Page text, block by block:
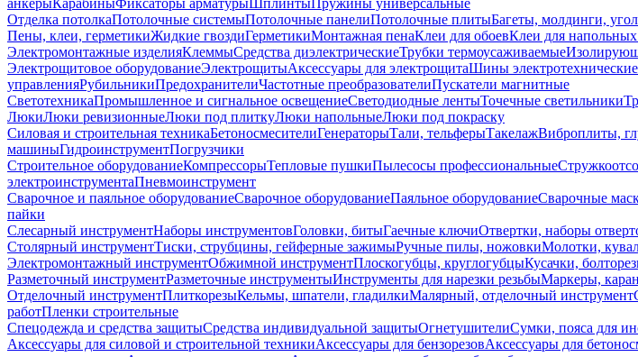
анкерыКарабиныФиксаторы арматурыШплинтыПружины универсальные
Отделка потолкаПотолочные системыПотолочные панелиПотолочные плитыБагеты, молдинги,
Пены, клеи, герметикиЖидкие гвоздиГерметикиМонтажная пенаКлеи для обоевКлеи для
Электромонтажные изделияКлеммыСредства диэлектрическиеТрубки термоусаживаемые
Электрощитовое оборудованиеЭлектрощитыАксессуары для электрощитаШины электротехнические
управленияРубильникиПредохранителиЧастотные преобразователиПускатели магнитные
СветотехникаПромышленное и сигнальное освещениеСветодиодные лентыТочечные светильники
ЛюкиЛюки ревизионныеЛюки под плиткуЛюки напольныеЛюки под покраску
Силовая и строительная техникаБетоносмесителиГенераторыТали, тельферыТакелажВиброплиты,
машиныГидроинструментПогрузчики
Строительное оборудованиеКомпрессорыТепловые пушкиПылесосы профессиональные
электроинструментаПневмоинструмент
Сварочное и паяльное оборудованиеСварочное оборудованиеПаяльное оборудованиеСварочные
пайки
Слесарный инструментНаборы инструментовГоловки, битыГаечные ключиОтвертки, наборы
Столярный инструментТиски, струбцины, гейферные зажимыРучные пилы, ножовкиМолотки,
Электромонтажный инструментОбжимной инструментПлоскогубцы, круглогубцыКусачки,
Разметочный инструментРазметочные инструментыИнструменты для нарезки резьбыМаркеры,
Отделочный инструментПлиткорезыКельмы, шпатели, гладилкиМалярный, отделочный инструмент
работПленки строительные
Спецодежда и средства защитыСредства индивидуальной защитыОгнетушителиСумки, пояса для
Аксессуары для силовой и строительной техникиАксессуары для бензорезовАксессуары для